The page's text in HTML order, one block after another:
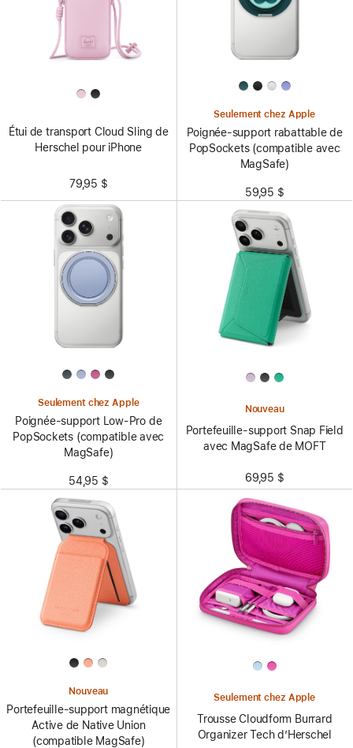
Étui de transport Cloud Sling de
Herschel pour iPhone
79,95 $
Seulement chez Apple
Poignée-support rabattable de
PopSockets (compatible avec
MagSafe)
59,95 $
Seulement chez Apple
Poignée-support Low-Pro de
PopSockets (compatible avec
MagSafe)
54,95 $
Nouveau
Portefeuille-support Snap Field
avec MagSafe de MOFT
69,95 $
Nouveau
Portefeuille-support magnétique
Active de Native Union
(compatible MagSafe)
Seulement chez Apple
Trousse Cloudform Burrard
Organizer Tech d’Herschel